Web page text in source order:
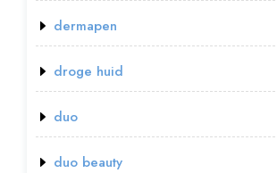
dermapen
droge huid
duo
duo beauty